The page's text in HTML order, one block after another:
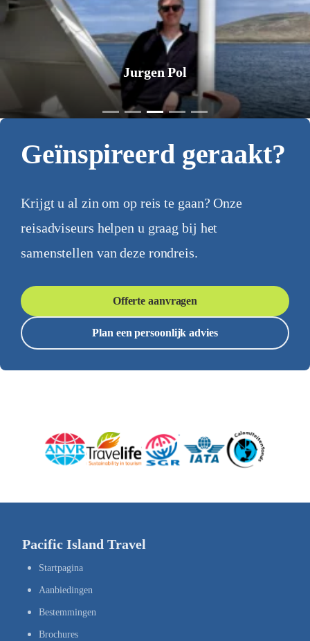
Jurgen Pol
Geïnspireerd geraakt?
Krijgt u al zin om op reis te gaan? Onze
reisadviseurs helpen u graag bij het
samenstellen van deze rondreis.
Offerte aanvragen
Plan een persoonlijk advies
Pacific Island Travel
Startpagina
Aanbiedingen
Bestemmingen
Brochures